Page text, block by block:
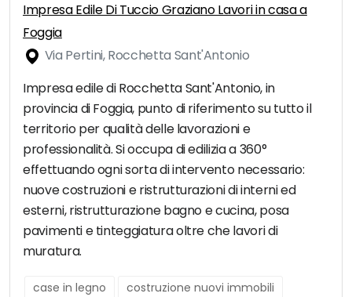
Impresa Edile Di Tuccio Graziano Lavori in casa a
Foggia
Via Pertini, Rocchetta Sant'Antonio
Impresa edile di Rocchetta Sant'Antonio, in
provincia di Foggia, punto di riferimento su tutto il
territorio per qualità delle lavorazioni e
professionalità. Si occupa di edilizia a 360°
effettuando ogni sorta di intervento necessario:
nuove costruzioni e ristrutturazioni di interni ed
esterni, ristrutturazione bagno e cucina, posa
pavimenti e tinteggiatura oltre che lavori di
muratura.
case in legno
costruzione nuovi immobili